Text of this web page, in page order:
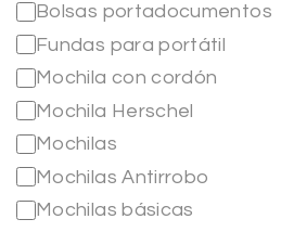
Bolsas portadocumentos
Fundas para portátil
Mochila con cordón
Mochila Herschel
Mochilas
Mochilas Antirrobo
Mochilas básicas